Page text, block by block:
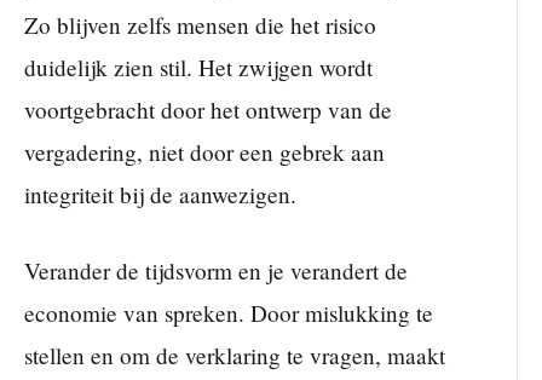
Zo blijven zelfs mensen die het risico
duidelijk zien stil. Het zwijgen wordt
voortgebracht door het ontwerp van de
vergadering, niet door een gebrek aan
integriteit bij de aanwezigen.
Verander de tijdsvorm en je verandert de
economie van spreken. Door mislukking te
stellen en om de verklaring te vragen, maakt